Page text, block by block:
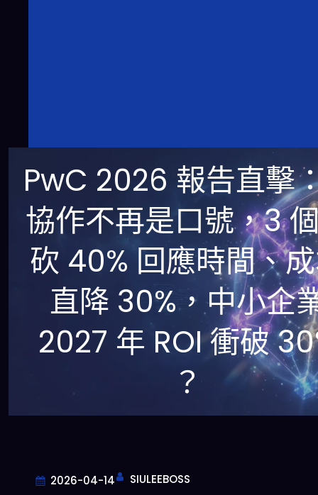
PwC 2026 報告直擊
協作不再是口號，3
砍 40% 回應時間、
直降 30%，中小企
2027 年 ROI 衝破
？
2026-04-14 SIULEEBOSS